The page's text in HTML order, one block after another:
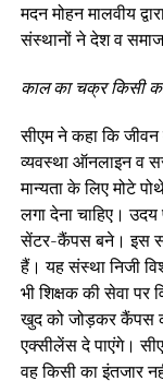
मदन मोहन मालवीय
संस्थानों ने देश व
काल का चक्र किसी
सीएम ने कहा कि जीवन
व्यवस्था ऑनलाइन व
मान्यता के लिए मोटे
लगा देना चाहिए।
सेंटर-कैंपस बने। इस
हैं। यह संस्था निजी
भी शिक्षक की सेवा
खुद को जोड़कर कैंपस
एक्सीलेंस दे पाएंगे।
वह किसी का इंतजार